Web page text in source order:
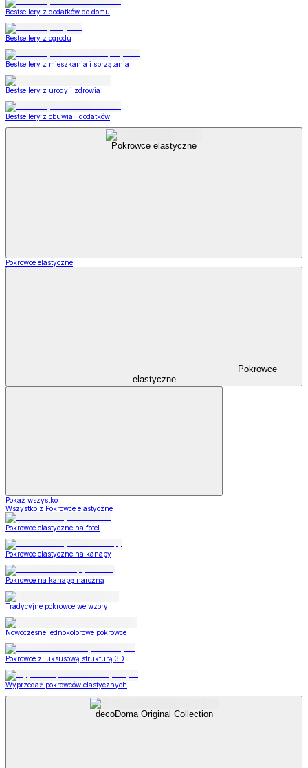
Bestsellery z dodatków do domu
Bestsellery z ogrodu
Bestsellery z mieszkania i sprzątania
Bestsellery z urody i zdrowia
Bestsellery z obuwia i dodatków
Pokrowce elastyczne
Pokrowce elastyczne
Pokrowce
elastyczne
Pokaż wszystko
Wszystko z Pokrowce elastyczne
Pokrowce elastyczne na fotel
Pokrowce elastyczne na kanapy
Pokrowce na kanapę narożną
Tradycyjne pokrowce we wzory
Nowoczesne jednokolorowe pokrowce
Pokrowce z luksusową strukturą 3D
Wyprzedaż pokrowców elastycznych
decoDoma Original Collection